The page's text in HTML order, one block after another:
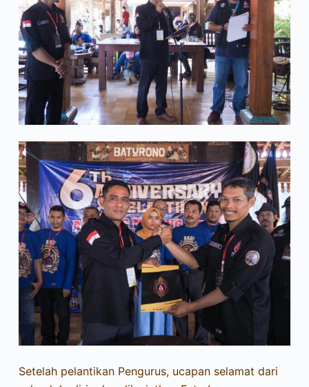
Setelah pelantikan Pengurus, ucapan selamat dari